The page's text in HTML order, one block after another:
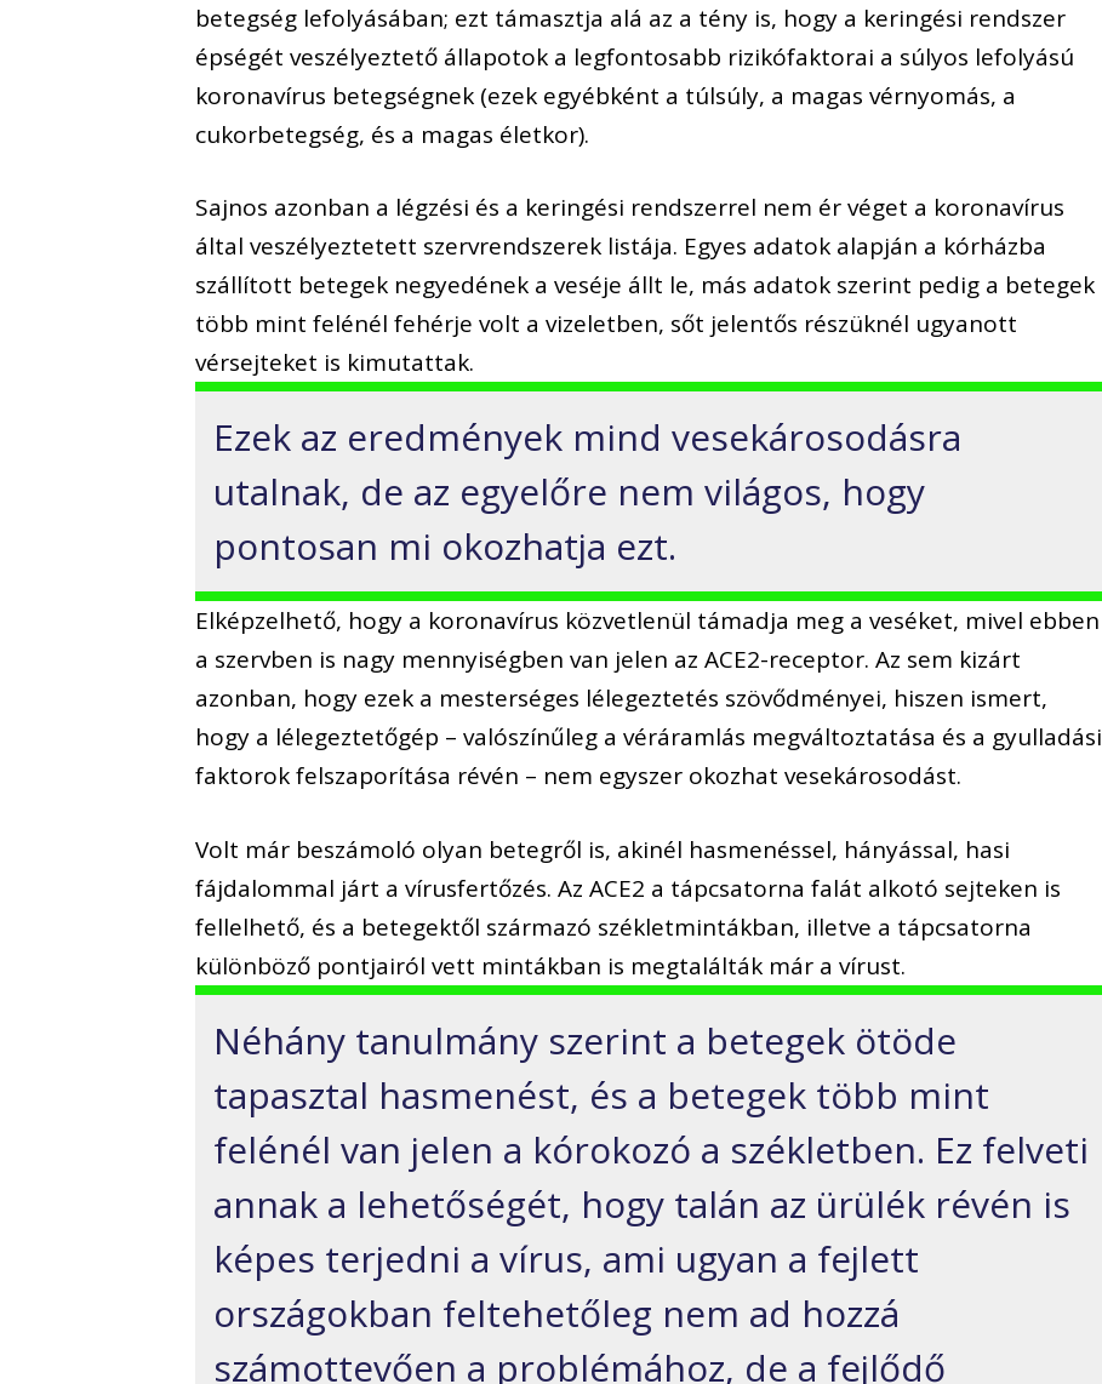
betegség lefolyásában; ezt támasztja alá az a tény is, hogy a keringési rendszer
épségét veszélyeztető állapotok a legfontosabb rizikófaktorai a súlyos lefolyású
koronavírus betegségnek (ezek egyébként a túlsúly, a magas vérnyomás, a
cukorbetegség, és a magas életkor).
Sajnos azonban a légzési és a keringési rendszerrel nem ér véget a koronavírus
által veszélyeztetett szervrendszerek listája. Egyes adatok alapján a kórházba
szállított betegek negyedének a veséje állt le, más adatok szerint pedig a betegek
több mint felénél fehérje volt a vizeletben, sőt jelentős részüknél ugyanott
vérsejteket is kimutattak.
Ezek az eredmények mind vesekárosodásra
utalnak, de az egyelőre nem világos, hogy
pontosan mi okozhatja ezt.
Elképzelhető, hogy a koronavírus közvetlenül támadja meg a veséket, mivel ebben
a szervben is nagy mennyiségben van jelen az ACE2-receptor. Az sem kizárt
azonban, hogy ezek a mesterséges lélegeztetés szövődményei, hiszen ismert,
hogy a lélegeztetőgép – valószínűleg a véráramlás megváltoztatása és a gyulladási
faktorok felszaporítása révén – nem egyszer okozhat vesekárosodást.
Volt már beszámoló olyan betegről is, akinél hasmenéssel, hányással, hasi
fájdalommal járt a vírusfertőzés. Az ACE2 a tápcsatorna falát alkotó sejteken is
fellelhető, és a betegektől származó székletmintákban, illetve a tápcsatorna
különböző pontjairól vett mintákban is megtalálták már a vírust.
Néhány tanulmány szerint a betegek ötöde
tapasztal hasmenést, és a betegek több mint
felénél van jelen a kórokozó a székletben. Ez felveti
annak a lehetőségét, hogy talán az ürülék révén is
képes terjedni a vírus, ami ugyan a fejlett
országokban feltehetőleg nem ad hozzá
számottevően a problémához, de a fejlődő